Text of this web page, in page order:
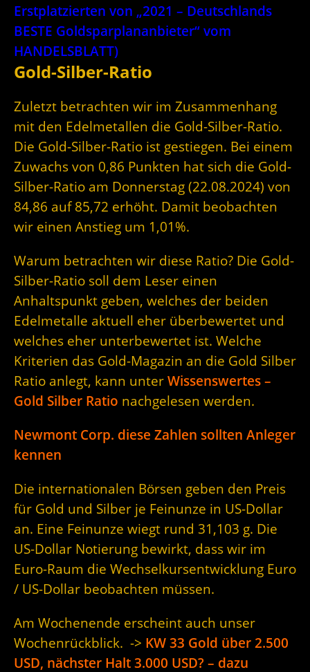
Erstplatzierten von „2021 – Deutschlands
BESTE Goldsparplananbieter“ vom
HANDELSBLATT)
Gold-Silber-Ratio
Zuletzt betrachten wir im Zusammenhang
mit den Edelmetallen die Gold-Silber-Ratio.
Die Gold-Silber-Ratio ist gestiegen. Bei einem
Zuwachs von 0,86 Punkten hat sich die Gold-
Silber-Ratio am Donnerstag (22.08.2024) von
84,86 auf 85,72 erhöht. Damit beobachten
wir einen Anstieg um 1,01%.
Warum betrachten wir diese Ratio? Die Gold-
Silber-Ratio soll dem Leser einen
Anhaltspunkt geben, welches der beiden
Edelmetalle aktuell eher überbewertet und
welches eher unterbewertet ist. Welche
Kriterien das Gold-Magazin an die Gold Silber
Ratio anlegt, kann unter Wissenswertes –
Gold Silber Ratio nachgelesen werden.
Newmont Corp. diese Zahlen sollten Anleger
kennen
Die internationalen Börsen geben den Preis
für Gold und Silber je Feinunze in US-Dollar
an. Eine Feinunze wiegt rund 31,103 g. Die
US-Dollar Notierung bewirkt, dass wir im
Euro-Raum die Wechselkursentwicklung Euro
/ US-Dollar beobachten müssen.
Am Wochenende erscheint auch unser
Wochenrückblick. -> KW 33 Gold über 2.500
USD, nächster Halt 3.000 USD? – dazu